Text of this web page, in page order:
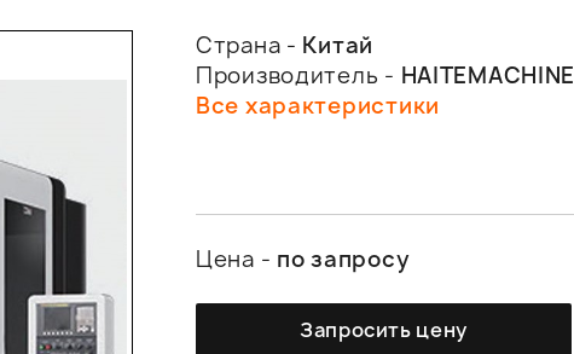
Страна - Китай
Производитель - HAITEMACHINE
Все характеристики
Цена - по запросу
Запросить цену